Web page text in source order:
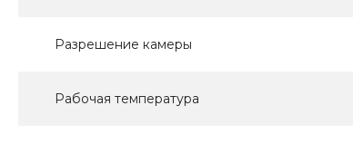
Разрешение камеры
Рабочая температура